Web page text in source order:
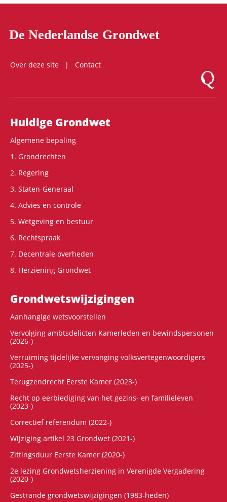
De Nederlandse Grondwet
Over deze site
Contact
Logo
Hoofdnavigatie
Huidige Grondwet
Algemene bepaling
1. Grondrechten
2. Regering
3. Staten-Generaal
4. Advies en controle
5. Wetgeving en bestuur
6. Rechtspraak
7. Decentrale overheden
8. Herziening Grondwet
Grondwets­wijzigingen
Aanhangige wetsvoorstellen
Vervolging ambtsdelicten Kamerleden en bewindspersonen
(2026-)
Verruiming tijdelijke vervanging volksvertegenwoordigers
(2025-)
Terugzendrecht Eerste Kamer (2023-)
Recht op eerbiediging van het gezins- en familieleven
(2023-)
Correctief referendum (2022-)
Wijziging artikel 23 Grondwet (2021-)
Zittingsduur Eerste Kamer (2020-)
2e lezing Grondwetsherziening in Verenigde Vergadering
(2020-)
Gestrande grondwetswijzigingen (1983-heden)